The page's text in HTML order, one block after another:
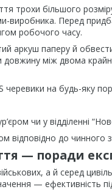
трохи більшого
виробника. Перед
робочого часу.
аркуш паперу й
між двома
черевики на будь-яку
чи у відділенні
відповідно до чинного
— поради
а й серед
— ефективність